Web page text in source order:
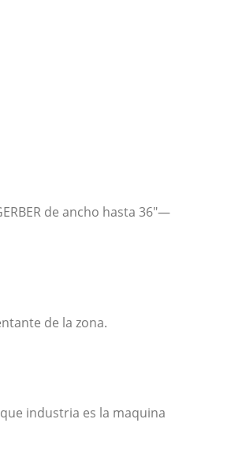
de ancho hasta 36″—
de la zona.
industria es la maquina